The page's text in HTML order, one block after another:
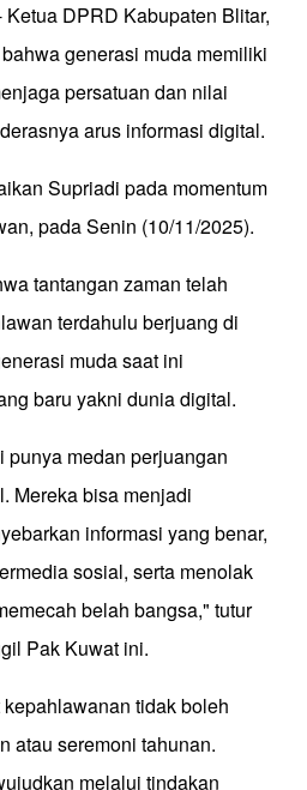
Ketua DPRD Kabupaten Blitar,
generasi muda memiliki
persatuan dan nilai
arus informasi digital.
Supriadi pada momentum
pada Senin (10/11/2025).
tantangan zaman telah
terdahulu berjuang di
muda saat ini
baru yakni dunia digital.
punya medan perjuangan
Mereka bisa menjadi
informasi yang benar,
sosial, serta menolak
belah bangsa," tutur
Pak Kuwat ini.
tidak boleh
atau seremoni tahunan.
melalui tindakan